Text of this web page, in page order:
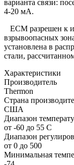
варианта связи:
4-20 мА.
ECM разрешен к
взрывоопасных
установлена в
стали,
Характеристики
Производитель
Thermon
Страна
США
Диапазон
от -60 до 55 С
Диапазон
от 0 до 500
Минимальная